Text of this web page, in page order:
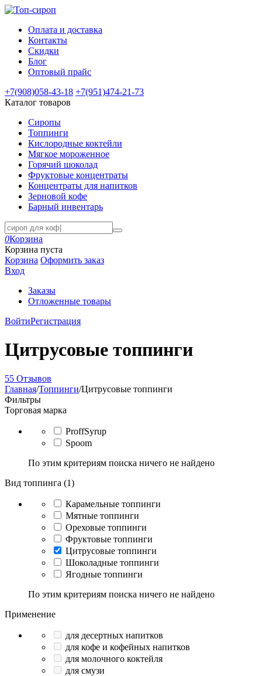
Оплата и доставка
Контакты
Скидки
Блог
Оптовый прайс
+7(908)058-43-18 +7(951)474-21-73
Каталог товаров
Сиропы
Топпинги
Кислородные коктейли
Мягкое мороженное
Горячий шоколад
Фруктовые концентраты
Концентраты для напитков
Зерновой кофе
Барный инвентарь
0Корзина
Корзина пуста
Корзина Оформить заказ
Вход
Заказы
Отложенные товары
ВойтиРегистрация
Цитрусовые топпинги
55 Отзывов
Главная/Топпинги/Цитрусовые топпинги
Фильтры
Торговая марка
ProffSyrup
Spoom
По этим критериям поиска ничего не найдено
Вид топпинга (1)
Карамельные топпинги
Мятные топпинги
Ореховые топпинги
Фруктовые топпинги
Цитрусовые топпинги
Шоколадные топпинги
Ягодные топпинги
По этим критериям поиска ничего не найдено
Применение
для десертных напитков
для кофе и кофейных напитков
для молочного коктейля
для смузи